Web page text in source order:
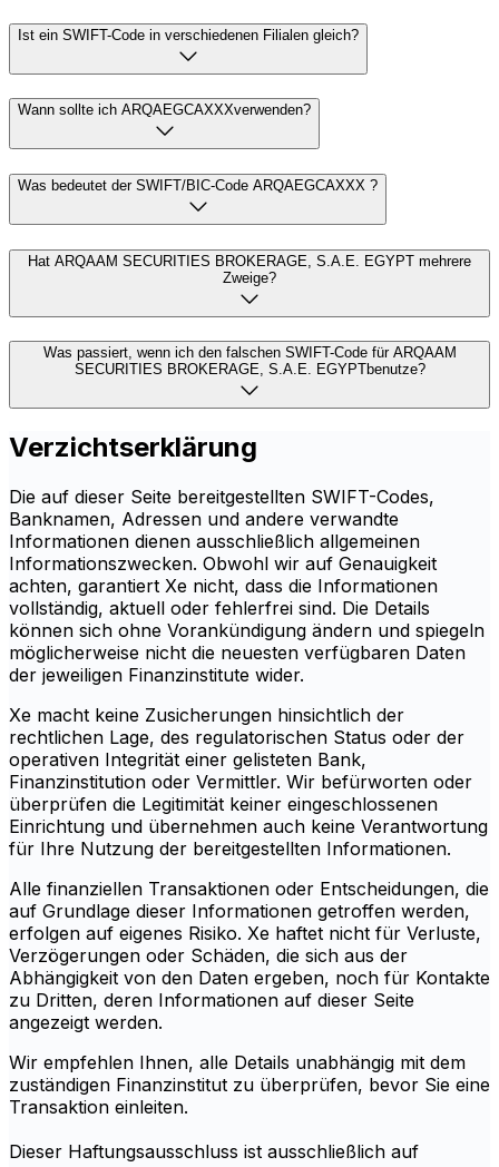
Ist ein SWIFT-Code in verschiedenen Filialen gleich?
Wann sollte ich ARQAEGCAXXXverwenden?
Was bedeutet der SWIFT/BIC-Code ARQAEGCAXXX ?
Hat ARQAAM SECURITIES BROKERAGE, S.A.E. EGYPT mehrere
Zweige?
Was passiert, wenn ich den falschen SWIFT-Code für ARQAAM
SECURITIES BROKERAGE, S.A.E. EGYPTbenutze?
Verzichtserklärung
Die auf dieser Seite bereitgestellten SWIFT-Codes,
Banknamen, Adressen und andere verwandte
Informationen dienen ausschließlich allgemeinen
Informationszwecken. Obwohl wir auf Genauigkeit
achten, garantiert Xe nicht, dass die Informationen
vollständig, aktuell oder fehlerfrei sind. Die Details
können sich ohne Vorankündigung ändern und spiegeln
möglicherweise nicht die neuesten verfügbaren Daten
der jeweiligen Finanzinstitute wider.
Xe macht keine Zusicherungen hinsichtlich der
rechtlichen Lage, des regulatorischen Status oder der
operativen Integrität einer gelisteten Bank,
Finanzinstitution oder Vermittler. Wir befürworten oder
überprüfen die Legitimität keiner eingeschlossenen
Einrichtung und übernehmen auch keine Verantwortung
für Ihre Nutzung der bereitgestellten Informationen.
Alle finanziellen Transaktionen oder Entscheidungen, die
auf Grundlage dieser Informationen getroffen werden,
erfolgen auf eigenes Risiko. Xe haftet nicht für Verluste,
Verzögerungen oder Schäden, die sich aus der
Abhängigkeit von den Daten ergeben, noch für Kontakte
zu Dritten, deren Informationen auf dieser Seite
angezeigt werden.
Wir empfehlen Ihnen, alle Details unabhängig mit dem
zuständigen Finanzinstitut zu überprüfen, bevor Sie eine
Transaktion einleiten.
Dieser Haftungsausschluss ist ausschließlich auf